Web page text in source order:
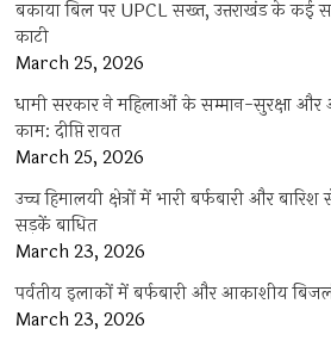
बकाया बिल पर UPCL सख्त, उत्तराखंड के कई
काटी
March 25, 2026
धामी सरकार ने महिलाओं के सम्मान-सुरक्षा और
काम: दीप्ति रावत
March 25, 2026
उच्च हिमालयी क्षेत्रों में भारी बर्फबारी और
सड़कें बाधित
March 23, 2026
पर्वतीय इलाकों में बर्फबारी और आकाशीय
March 23, 2026